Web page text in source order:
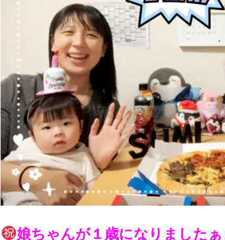
娘ちゃんが１歳になりました